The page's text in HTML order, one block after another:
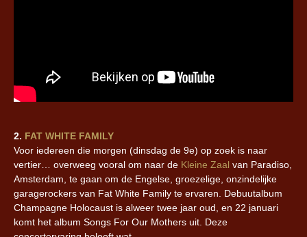
2. FAT WHITE FAMILY
Voor iedereen die morgen (dinsdag de 9e) op zoek is naar
vertier… overweeg vooral om naar de Kleine Zaal van Paradiso,
Amsterdam, te gaan om de Engelse, groezelige, onzindelijke
garagerockers van Fat White Family te ervaren. Debuutalbum
Champagne Holocaust is alweer twee jaar oud, en 22 januari
komt het album Songs For Our Mothers uit. Deze